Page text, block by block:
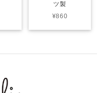
ツ製
¥860